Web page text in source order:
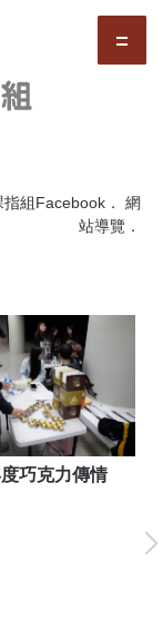
指組Facebook ． 網
站導覽 ．
巧克力傳情